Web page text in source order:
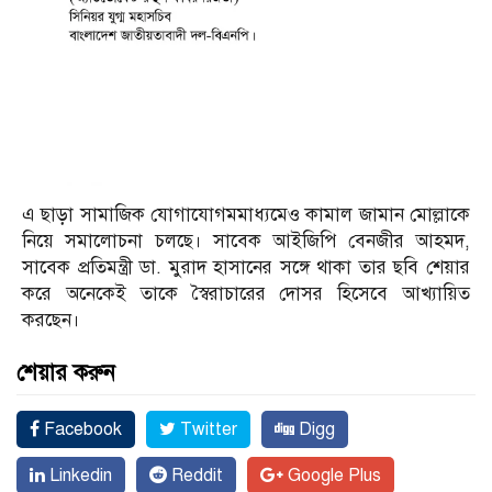
এ ছাড়া সামাজিক যোগাযোগমমাধ্যমেও কামাল জামান মোল্লাকে
নিয়ে সমালোচনা চলছে। সাবেক আইজিপি বেনজীর আহমদ,
সাবেক প্রতিমন্ত্রী ডা. মুরাদ হাসানের সঙ্গে থাকা তার ছবি শেয়ার
করে অনেকেই তাকে স্বৈরাচারের দোসর হিসেবে আখ্যায়িত
করছেন।
শেয়ার করুন
Facebook Twitter Digg
Linkedin Reddit Google Plus